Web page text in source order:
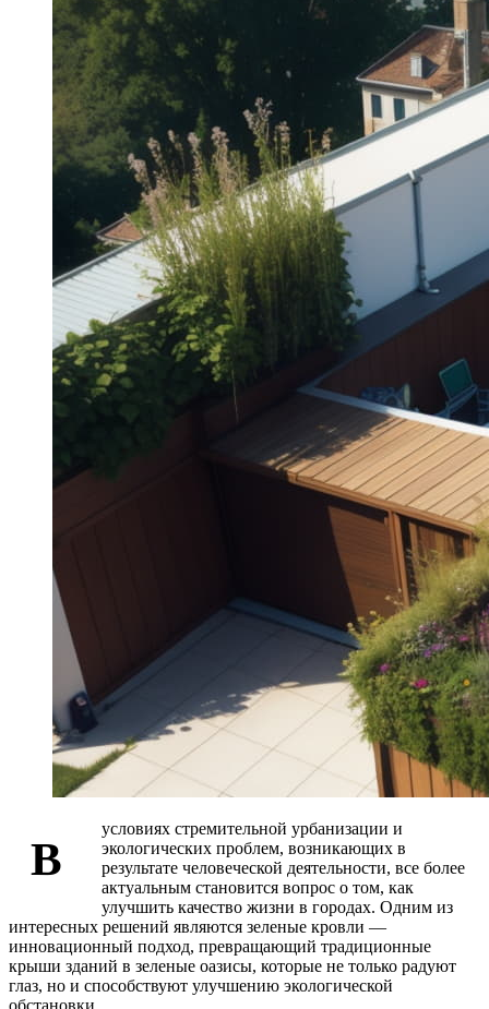
В
условиях стремительной урбанизации и
экологических проблем, возникающих в
результате человеческой деятельности, все более
актуальным становится вопрос о том, как
улучшить качество жизни в городах. Одним из
интересных решений являются зеленые кровли —
инновационный подход, превращающий традиционные
крыши зданий в зеленые оазисы, которые не только радуют
глаз, но и способствуют улучшению экологической
обстановки.